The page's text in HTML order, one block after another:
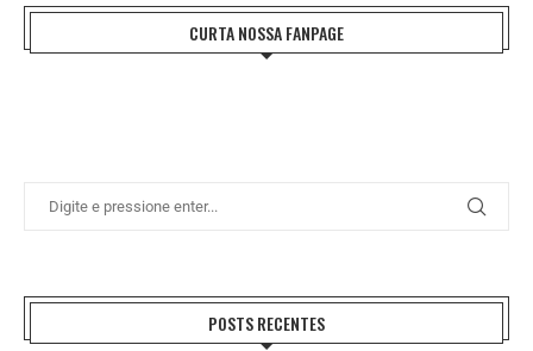
CURTA NOSSA FANPAGE
POSTS RECENTES